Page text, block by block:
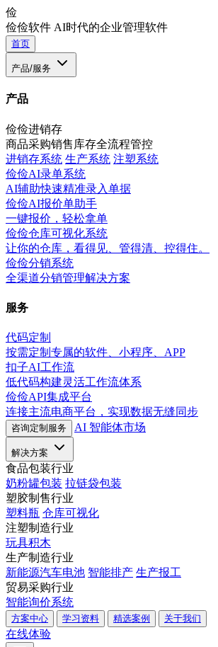
俭
俭俭软件 AI时代的企业管理软件
首页
产品/服务
产品
俭俭进销存
商品采购销售库存全流程管控
进销存系统 生产系统 注塑系统
俭俭AI录单系统
AI辅助快速精准录入单据
俭俭AI报价单助手
一键报价，轻松拿单
俭俭仓库可视化系统
让你的仓库，看得见、管得清、控得住。
俭俭分销系统
全渠道分销管理解决方案
服务
代码定制
按需定制专属的软件、小程序、APP
扣子AI工作流
低代码构建灵活工作流体系
俭俭API集成平台
连接主流电商平台，实现数据无缝同步
咨询定制服务 AI 智能体市场
解决方案
食品包装行业
奶粉罐包装 拉链袋包装
塑胶制售行业
塑料瓶 仓库可视化
注塑制造行业
玩具积木
生产制造行业
新能源汽车电池 智能排产 生产报工
贸易采购行业
智能询价系统
方案中心 学习资料 精选案例 关于我们
在线体验